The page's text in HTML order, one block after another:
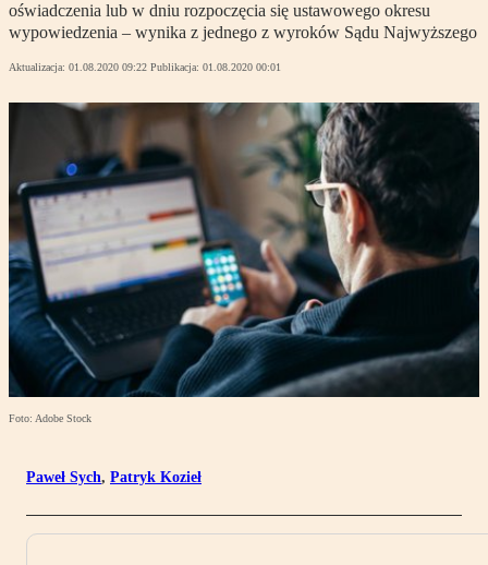
oświadczenia lub w dniu rozpoczęcia się ustawowego okresu
wypowiedzenia – wynika z jednego z wyroków Sądu Najwyższego
Aktualizacja: 01.08.2020 09:22 Publikacja: 01.08.2020 00:01
Foto: Adobe Stock
Paweł Sych, Patryk Kozieł